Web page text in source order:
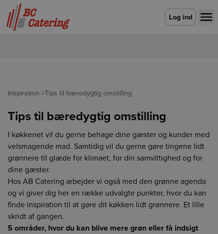
Gå til forsiden
Log ind
Inspiration >Tips til bæredygtig omstilling
Tips til bæredygtig omstilling
I køkkenet vil du gerne behage dine gæster og kunder med
velsmagende mad. Samtidig vil du gerne gøre tingene lidt
grønnere til glæde for klimaet, for din samvittighed og for
dine gæster.
Hos AB Catering arbejder vi også med den grønne agenda
og vi giver dig her en række udvalgte punkter, hvor du kan
finde inspiration til at gøre dit køkken lidt grønnere. Et lille
skridt af gangen.
5 områder, hvor du kan blive mere grøn eller få indsigt